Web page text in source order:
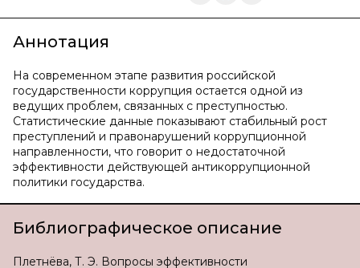
Аннотация
На современном этапе развития российской
государственности коррупция остается одной из
ведущих проблем, связанных с преступностью.
Статистические данные показывают стабильный рост
преступлений и правонарушений коррупционной
направленности, что говорит о недостаточной
эффективности действующей антикоррупционной
политики государства.
Библиографическое описание
Плетнёва, Т. Э. Вопросы эффективности